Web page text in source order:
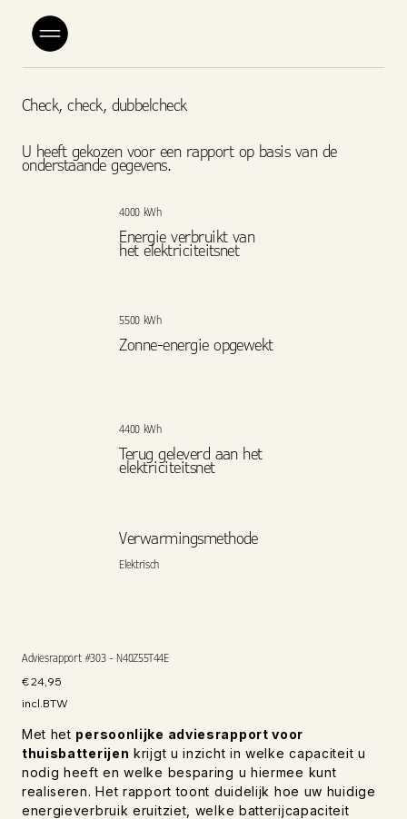
Check, check, dubbelcheck
U heeft gekozen voor een rapport op basis van de
onderstaande gegevens.
4000 kWh
Energie verbruikt van
het elektriciteitsnet
5500 kWh
Zonne-energie opgewekt
4400 kWh
Terug geleverd aan het
elektriciteitsnet
Elektrisch
Verwarmingsmethode
Adviesrapport #303 - N40Z55T44E
Prijs
€ 24,95
incl.BTW
Met het persoonlijke adviesrapport voor
thuisbatterijen krijgt u inzicht in welke capaciteit u
nodig heeft en welke besparing u hiermee kunt
realiseren. Het rapport toont duidelijk hoe uw huidige
energieverbruik eruitziet, welke batterijcapaciteit